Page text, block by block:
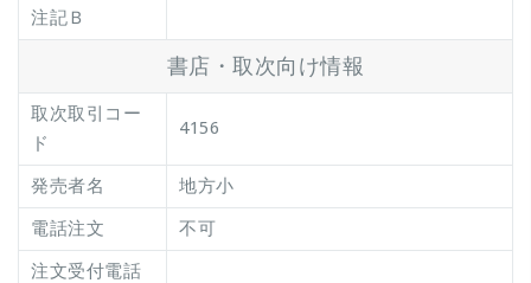
注記Ｂ
書店・取次向け情報
取次取引コー
ド
4156
発売者名
地方小
電話注文
不可
注文受付電話